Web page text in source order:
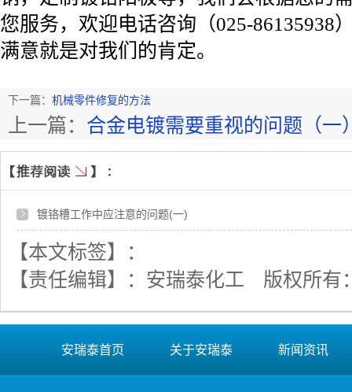
您服务， 欢迎电话咨询（025-86135938
满意就是对我们的肯定。
下一篇： 机械零件修复的方法
上一篇： 合金电镀需要重视的问题（一
镀铬槽工作中应注意的问题(一)
【本文标签】：
【责任编辑】： 安瑞泰化工 版权所有
安瑞泰首页 关于安瑞泰 新闻资讯